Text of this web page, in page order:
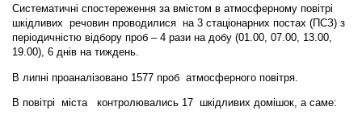
Систематичні спостереження за вмістом в атмосферному повітрі
шкідливих речовин проводилися на 3 стаціонарних постах (ПСЗ) з
періодичністю відбору проб – 4 рази на добу (01.00, 07.00, 13.00,
19.00), 6 днів на тиждень.
В липні проаналізовано 1577 проб атмосферного повітря.
В повітрі міста контролювались 17 шкідливих домішок, а саме: